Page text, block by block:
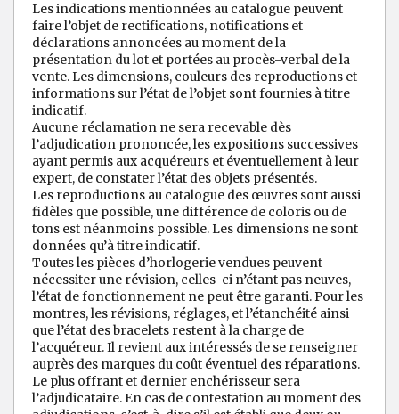
Les indications mentionnées au catalogue peuvent
faire l’objet de rectifications, notifications et
déclarations annoncées au moment de la
présentation du lot et portées au procès-verbal de la
vente. Les dimensions, couleurs des reproductions et
informations sur l’état de l’objet sont fournies à titre
indicatif.
Aucune réclamation ne sera recevable dès
l’adjudication prononcée, les expositions successives
ayant permis aux acquéreurs et éventuellement à leur
expert, de constater l’état des objets présentés.
Les reproductions au catalogue des œuvres sont aussi
fidèles que possible, une différence de coloris ou de
tons est néanmoins possible. Les dimensions ne sont
données qu’à titre indicatif.
Toutes les pièces d’horlogerie vendues peuvent
nécessiter une révision, celles-ci n’étant pas neuves,
l’état de fonctionnement ne peut être garanti. Pour les
montres, les révisions, réglages, et l’étanchéité ainsi
que l’état des bracelets restent à la charge de
l’acquéreur. Il revient aux intéressés de se renseigner
auprès des marques du coût éventuel des réparations.
Le plus offrant et dernier enchérisseur sera
l’adjudicataire. En cas de contestation au moment des